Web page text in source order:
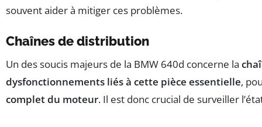
souvent aider à mitiger ces problèmes.
Chaînes de distribution
Un des soucis majeurs de la BMW 640d concerne la
dysfonctionnements liés à cette pièce essentielle,
complet du moteur. Il est donc crucial de surveiller